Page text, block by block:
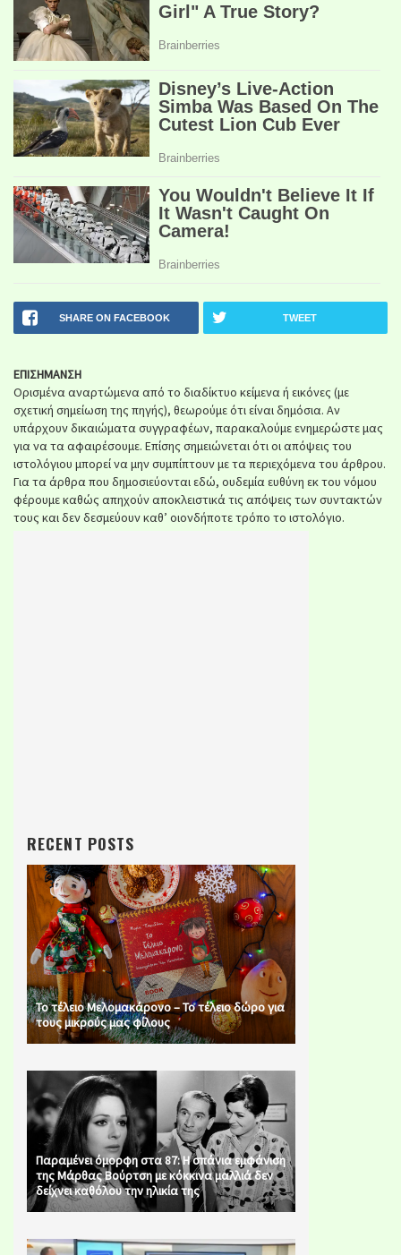
SHARE ON FACEBOOK TWEET
ΕΠΙΣΗΜΑΝΣΗ
Ορισμένα αναρτώμενα από το διαδίκτυο κείμενα ή εικόνες (με
σχετική σημείωση της πηγής), θεωρούμε ότι είναι δημόσια. Αν
υπάρχουν δικαιώματα συγγραφέων, παρακαλούμε ενημερώστε μας
για να τα αφαιρέσουμε. Επίσης σημειώνεται ότι οι απόψεις του
ιστολόγιου μπορεί να μην συμπίπτουν με τα περιεχόμενα του άρθρου.
Για τα άρθρα που δημοσιεύονται εδώ, ουδεμία ευθύνη εκ του νόμου
φέρουμε καθώς απηχούν αποκλειστικά τις απόψεις των συντακτών
τους και δεν δεσμεύουν καθ’ οιονδήποτε τρόπο το ιστολόγιο.
RECENT POSTS
Το τέλειο Μελομακάρονο – Το τέλειο δώρο για
τους μικρούς μας φίλους
Παραμένει όμορφη στα 87: Η σπάνια εμφάνιση
της Μάρθας Βούρτση με κόκκινα μαλλιά δεν
δείχνει καθόλου την ηλικία της